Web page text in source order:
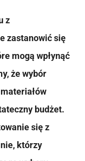
z
zastanowić się
mogą wpłynąć
że wybór
budżet.
się z
którzy